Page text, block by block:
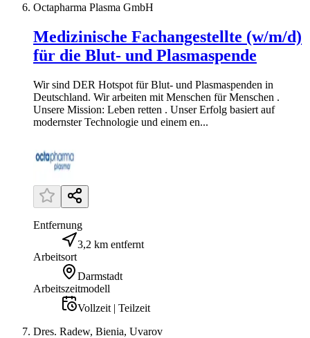
Octapharma Plasma GmbH
Medizinische Fachangestellte (w/m/d)
für die Blut- und Plasmaspende
Wir sind DER Hotspot für Blut- und Plasmaspenden in
Deutschland. Wir arbeiten mit Menschen für Menschen .
Unsere Mission: Leben retten . Unser Erfolg basiert auf
modernster Technologie und einem en...
Entfernung
3,2 km entfernt
Arbeitsort
Darmstadt
Arbeitszeitmodell
Vollzeit | Teilzeit
Dres. Radew, Bienia, Uvarov